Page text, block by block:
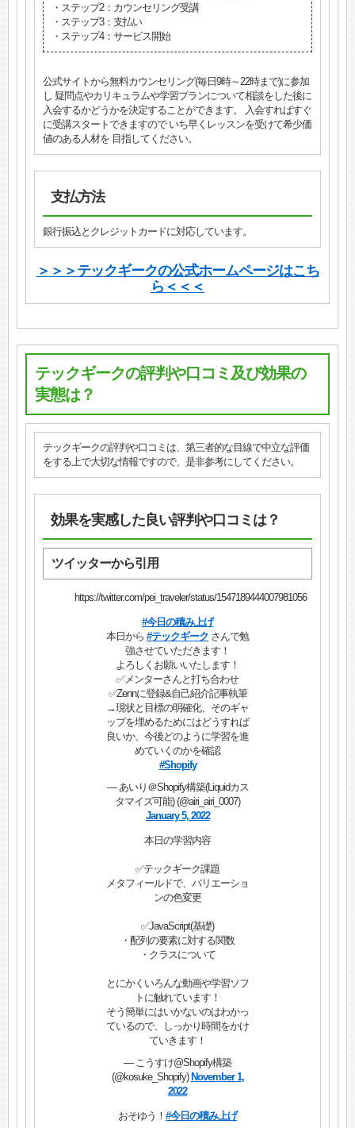
・ステップ2：カウンセリング受講
・ステップ3：支払い
・ステップ4：サービス開始
公式サイトから無料カウンセリング(毎日9時～22時まで)に参加
し 疑問点やカリキュラムや学習プランについて相談をした後に
入会するかどうかを決定することができます。 入会すればすぐ
に受講スタートできますので いち早くレッスンを受けて希少価
値のある人材を 目指してください。
支払方法
銀行振込とクレジットカードに対応しています。
＞＞＞テックギークの公式ホームページはこち
ら＜＜＜
テックギークの評判や口コミ及び効果の
実態は？
テックギークの評判や口コミは、第三者的な目線で中立な評価
をする上で大切な情報ですので、是非参考にしてください。
効果を実感した良い評判や口コミは？
ツイッターから引用
https://twitter.com/pei_traveler/status/1547189444007981056
#今日の積み上げ
本日から #テックギーク さんで勉
強させていただきます！
よろしくお願いいたします！
✅メンターさんと打ち合わせ
✅Zennに登録&自己紹介記事執筆
→現状と目標の明確化、そのギャ
ップを埋めるためにはどうすれば
良いか、今後どのように学習を進
めていくのかを確認
#Shopify
— あいり＠Shopify構築(Liquidカス
タマイズ可能) (@airi_airi_0007)
January 5, 2022
本日の学習内容
✅テックギーク課題
メタフィールドで、バリエーショ
ンの色変更
✅JavaScript(基礎)
・配列の要素に対する関数
・クラスについて
とにかくいろんな動画や学習ソフ
トに触れています！
そう簡単にはいかないのはわかっ
ているので、しっかり時間をかけ
ていきます！
— こうすけ@Shopify構築
(@kosuke_Shopify) November 1,
2022
おそゆう！ #今日の積み上げ